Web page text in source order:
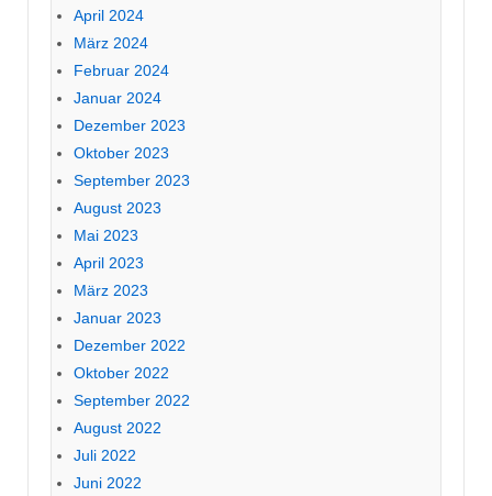
April 2024
März 2024
Februar 2024
Januar 2024
Dezember 2023
Oktober 2023
September 2023
August 2023
Mai 2023
April 2023
März 2023
Januar 2023
Dezember 2022
Oktober 2022
September 2022
August 2022
Juli 2022
Juni 2022